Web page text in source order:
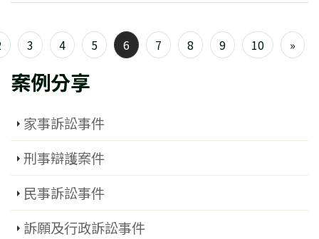
案例分享
家事訴訟事件
刑事辯護案件
民事訴訟事件
訴願及行政訴訟事件
3 4 5 6 7 8 9 10 »